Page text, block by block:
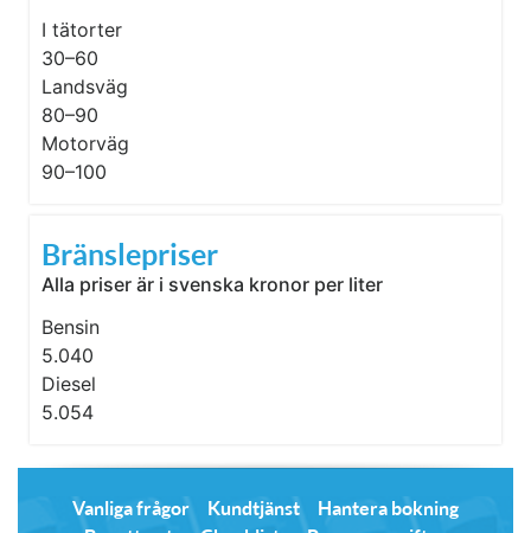
I tätorter
30–60
Landsväg
80–90
Motorväg
90–100
Bränslepriser
Alla priser är i svenska kronor per liter
Bensin
5.040
Diesel
5.054
Vanliga frågor Kundtjänst
Hantera bokning